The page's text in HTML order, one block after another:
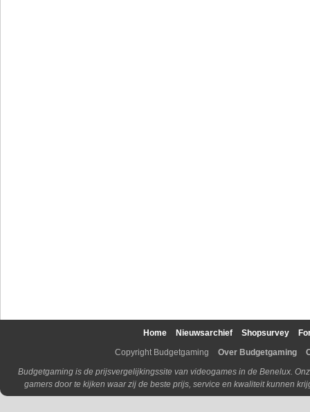
Home Nieuwsarchief Shopsurvey
Copyright Budgetgaming
Over Budgetgaming
Budgetgaming is de prijsvergelijkingssite van videogames in de Benelux.
gamers door te kijken waar zij de beste prijs, service en kwaliteit kunnen